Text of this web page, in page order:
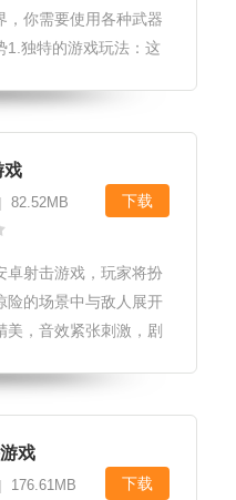
，你需要使用各种武器
1.独特的游戏玩法：这
可以使用各种技能和武
戏
82.52MB 下载
卓射击游戏，玩家将扮
险的场景中与敌人展开
，音效紧张刺激，剧
烟和火药的西部世
险刺
戏
176.61MB 下载